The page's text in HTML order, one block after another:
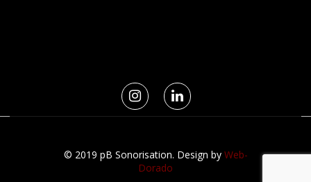
© 2019 pB Sonorisation. Design by Web-
Dorado